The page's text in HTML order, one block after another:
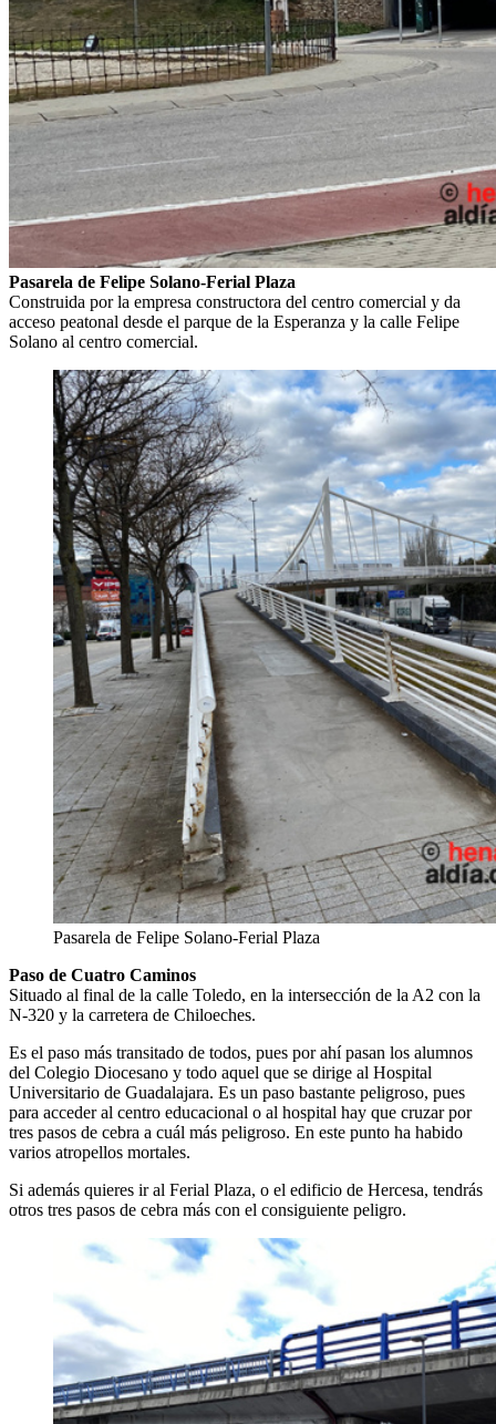
Pasarela de Felipe Solano-Ferial Plaza
Construida por la empresa constructora del centro comercial y da
acceso peatonal desde el parque de la Esperanza y la calle Felipe
Solano al centro comercial.
Pasarela de Felipe Solano-Ferial Plaza
Paso de Cuatro Caminos
Situado al final de la calle Toledo, en la intersección de la A2 con la
N-320 y la carretera de Chiloeches.
Es el paso más transitado de todos, pues por ahí pasan los alumnos
del Colegio Diocesano y todo aquel que se dirige al Hospital
Universitario de Guadalajara. Es un paso bastante peligroso, pues
para acceder al centro educacional o al hospital hay que cruzar por
tres pasos de cebra a cuál más peligroso. En este punto ha habido
varios atropellos mortales.
Si además quieres ir al Ferial Plaza, o el edificio de Hercesa, tendrás
otros tres pasos de cebra más con el consiguiente peligro.